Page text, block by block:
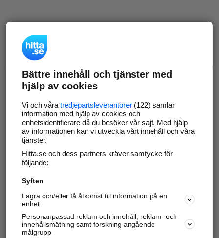
Bättre innehåll och tjänster med
hjälp av cookies
Vi och våra tredjepartsleverantörer(122) samlar
information med hjälp av cookies och
enhetsidentifierare då du besöker vår sajt. Med hjälp
av informationen kan vi utveckla vårt innehåll och våra
tjänster.
Hitta.se och dess partners kräver samtycke för
följande:
Syften
Lagra och/eller få åtkomst till information på en
enhet
Personanpassad reklam och innehåll, reklam- och
innehållsmätning samt forskning angående
målgrupp